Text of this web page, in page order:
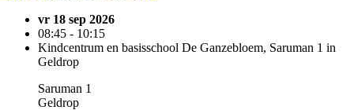
vr 18 sep 2026
08:45 - 10:15
Kindcentrum en basisschool De Ganzebloem, Saruman 1 in
Geldrop
Saruman 1
Geldrop